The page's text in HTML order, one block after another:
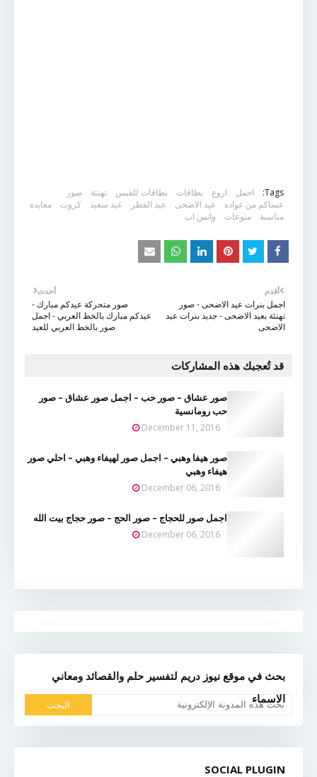
Tags: اجمل اروع بطاقات بطاقات للفيس تهنئة
صور
عساكم من عواده
عيد الاضحى عيد الفطر عيد سعيد كروت
معايدة
مناسبة
منوعات واتس اب
أحدث
صور متحركة عيدكم مبارك -
عيدكم مبارك بالخط العربي - اجمل
صور بالخط العربي للعيد
أقدم
اجمل بنرات عيد الاضحى - صور
تهنئة بعيد الاضحى - جديد بنرات عيد
الاضحى
قد تُعجبك هذه المشاركات
صور عشاق – صور حب – اجمل صور عشاق – صور
حب رومانسية
December 11, 2016
صور هيفا وهبي – اجمل صور لهيفاء وهبي – احلي صور
هيفاء وهبي
December 06, 2016
اجمل صور للحجاج – صور الحج – صور حجاج بيت الله
December 06, 2016
بحث في موقع نيوز دريم لتفسير حلم والقصائد ومعاني
الاسماء
SOCIAL PLUGIN